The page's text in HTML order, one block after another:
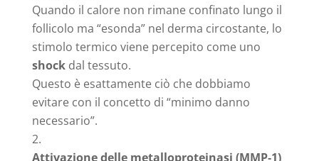
Quando il calore non rimane confinato lungo il
follicolo ma “esonda” nel derma circostante, lo
stimolo termico viene percepito come uno
shock dal tessuto.
Questo è esattamente ciò che dobbiamo
evitare con il concetto di “minimo danno
necessario”.
Attivazione delle metalloproteinasi (MMP‑1)